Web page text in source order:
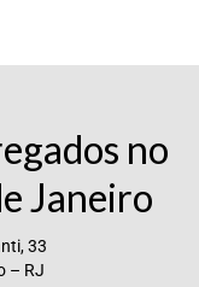
no
Janeiro
33
– RJ